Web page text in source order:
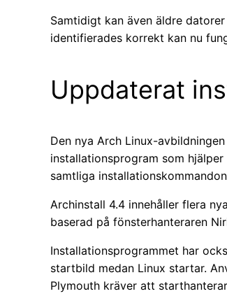
Samtidigt kan även äldre
identifierades korrekt kan nu
Uppdaterat
Den nya Arch Linux-
installationsprogram som
samtliga
Archinstall 4.4 innehåller flera
baserad på fönsterhanteraren
Installationsprogrammet har
startbild medan Linux startar.
Plymouth kräver att